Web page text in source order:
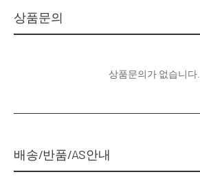
상품문의
상품문의가 없습니다.
배송/반품/AS안내